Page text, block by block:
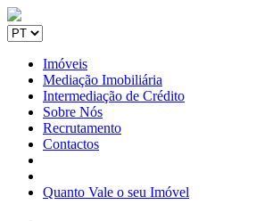
Imóveis
Mediação Imobiliária
Intermediação de Crédito
Sobre Nós
Recrutamento
Contactos
Quanto Vale o seu Imóvel